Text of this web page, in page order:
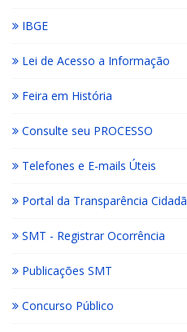
IBGE
Lei de Acesso a Informação
Feira em História
Consulte seu PROCESSO
Telefones e E-mails Úteis
Portal da Transparência Cidadã
SMT - Registrar Ocorrência
Publicações SMT
Concurso Público